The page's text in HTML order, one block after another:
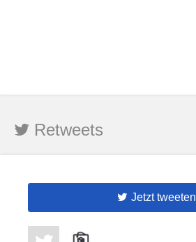
Retweets
Jetzt tweeten